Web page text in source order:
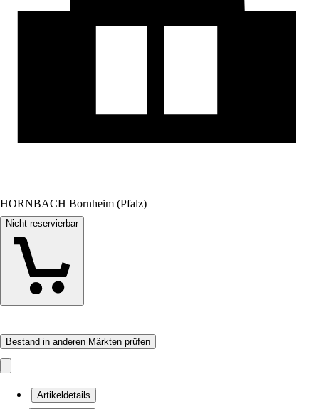
HORNBACH Bornheim (Pfalz)
Nicht reservierbar
Bestand in anderen Märkten prüfen
Artikeldetails